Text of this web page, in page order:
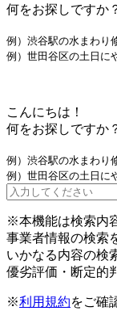
何をお探しですか
例）渋谷駅の水まわり
例）世田谷区の土日に
こんにちは！
何をお探しですか
例）渋谷駅の水まわり
例）世田谷区の土日に
※本機能は検索内
事業者情報の検索
いかなる内容の検
優劣評価・断定的
※利用規約をご確